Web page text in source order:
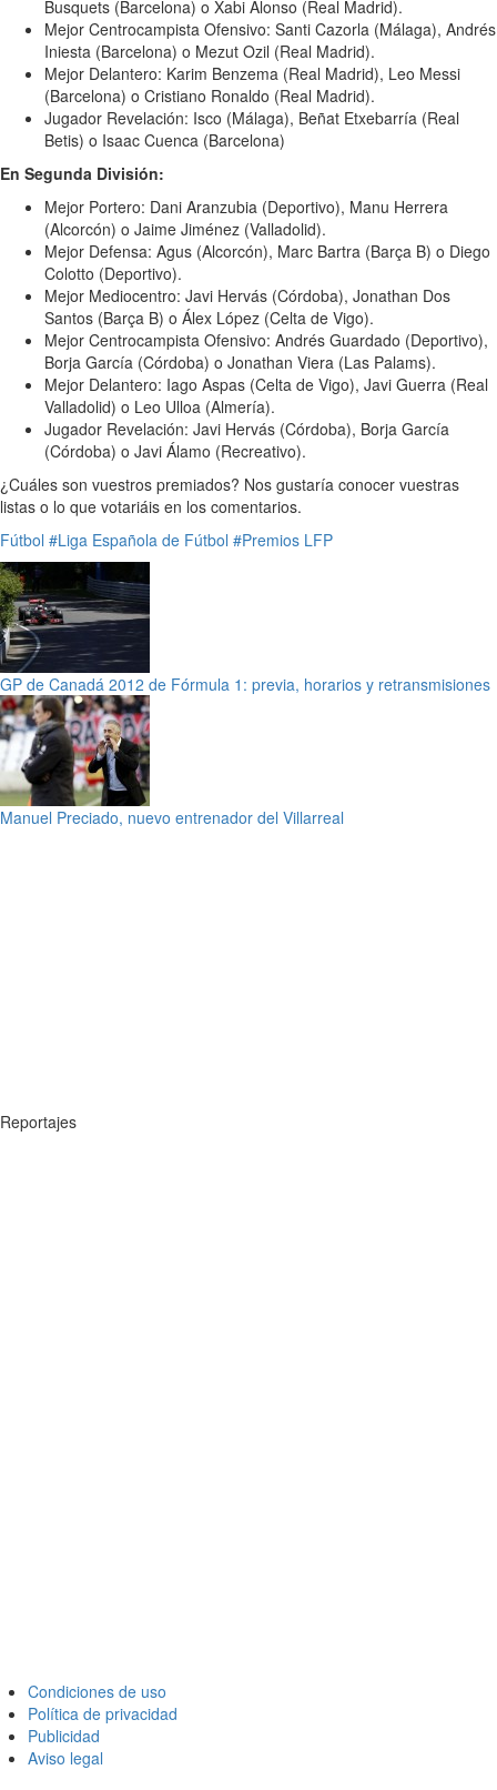
Busquets (Barcelona) o Xabi Alonso (Real Madrid).
Mejor Centrocampista Ofensivo: Santi Cazorla (Málaga), Andrés
Iniesta (Barcelona) o Mezut Ozil (Real Madrid).
Mejor Delantero: Karim Benzema (Real Madrid), Leo Messi
(Barcelona) o Cristiano Ronaldo (Real Madrid).
Jugador Revelación: Isco (Málaga), Beñat Etxebarría (Real
Betis) o Isaac Cuenca (Barcelona)
En Segunda División:
Mejor Portero: Dani Aranzubia (Deportivo), Manu Herrera
(Alcorcón) o Jaime Jiménez (Valladolid).
Mejor Defensa: Agus (Alcorcón), Marc Bartra (Barça B) o Diego
Colotto (Deportivo).
Mejor Mediocentro: Javi Hervás (Córdoba), Jonathan Dos
Santos (Barça B) o Álex López (Celta de Vigo).
Mejor Centrocampista Ofensivo: Andrés Guardado (Deportivo),
Borja García (Córdoba) o Jonathan Viera (Las Palams).
Mejor Delantero: Iago Aspas (Celta de Vigo), Javi Guerra (Real
Valladolid) o Leo Ulloa (Almería).
Jugador Revelación: Javi Hervás (Córdoba), Borja García
(Córdoba) o Javi Álamo (Recreativo).
¿Cuáles son vuestros premiados? Nos gustaría conocer vuestras
listas o lo que votariáis en los comentarios.
Fútbol #Liga Española de Fútbol #Premios LFP
GP de Canadá 2012 de Fórmula 1: previa, horarios y retransmisiones
Manuel Preciado, nuevo entrenador del Villarreal
Reportajes
Condiciones de uso
Política de privacidad
Publicidad
Aviso legal